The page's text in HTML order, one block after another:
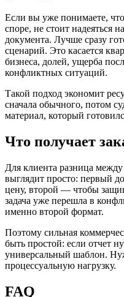
Если вы уже понимаете, что
споре, не стоит надеяться
документа. Лучше сразу
сценарий. Это касается
бизнеса, долей, ущерба
конфликтных ситуаций.
Такой подход экономит
сначала обычного, потом
материал, который
Что получает
Для клиента разница
выглядит просто: первый
цену, второй — чтобы
задача уже перешла в
именно второй формат.
Поэтому сильная
быть простой: если отчет
универсальный шаблон.
процессуальную нагрузку.
FAQ